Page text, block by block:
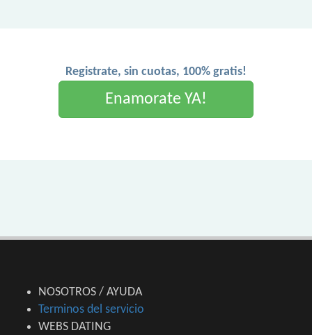
Registrate, sin cuotas, 100% gratis!
Enamorate YA!
NOSOTROS / AYUDA
Terminos del servicio
WEBS DATING